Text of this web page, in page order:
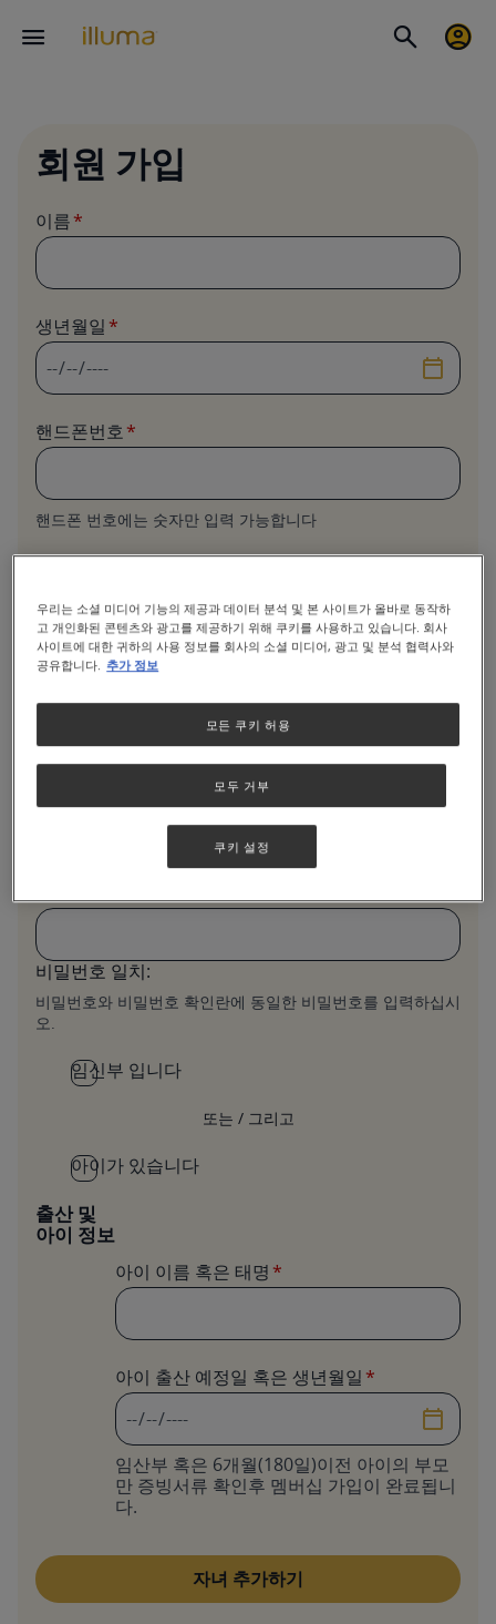
회원 가입
이름
생년월일
날짜
핸드폰번호
핸드폰 번호에는 숫자만 입력 가능합니다
입력된 이메일주소는 타인에게 노출되지 않으며, 오로지 계정
확인 및 선택적 수신 메세지를 위해서만 활용됩니다.
(최소 8글자 대, 소문자, 특수문자 및 숫자 조
합)
비밀번호 일치:
비밀번호와 비밀번호 확인란에 동일한 비밀번호를 입력하십시
오.
임신부 입니다
또는 / 그리고
아이가 있습니다
출산 및
아이 정보
아이 이름 혹은 태명
아이 출산 예정일 혹은 생년월일
날짜
임산부 혹은 6개월(180일)이전 아이의 부모
만 증빙서류 확인후 멤버십 가입이 완료됩니
다.
우리는 소셜 미디어 기능의 제공과 데이터 분석 및 본 사이트가 올바로 동작하
고 개인화된 콘텐츠와 광고를 제공하기 위해 쿠키를 사용하고 있습니다. 회사
사이트에 대한 귀하의 사용 정보를 회사의 소셜 미디어, 광고 및 분석 협력사와
공유합니다. 추가 정보
모두 거부
모든 쿠키 허용
쿠키 설정